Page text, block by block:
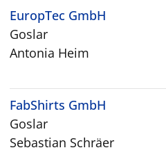
EuropTec GmbH
Goslar
Antonia Heim
FabShirts GmbH
Goslar
Sebastian Schräer